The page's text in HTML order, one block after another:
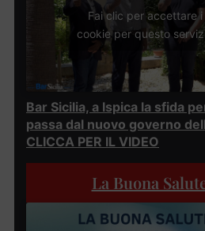
Fai clic per accettare i
cookie per questo
Bar Sicilia, a Ispica la sfida
passa dal nuovo governo
CLICCA PER IL VIDEO
La Buona